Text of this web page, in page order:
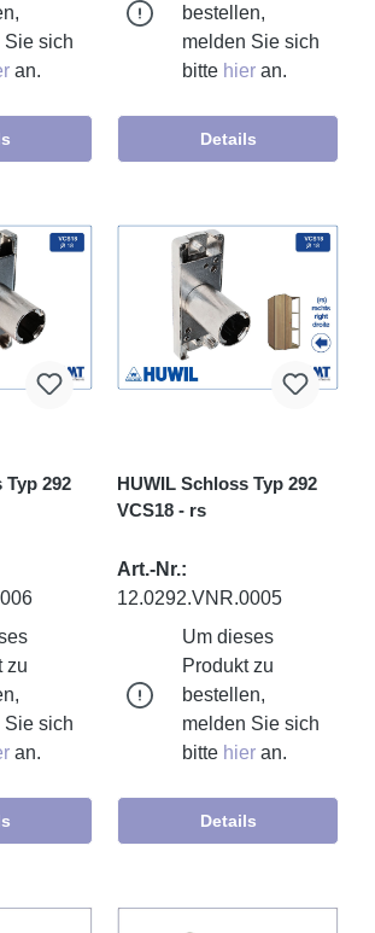
Sie sich
an.
bestellen,
melden Sie sich
bitte hier an.
Details
Typ 292
zu
Sie sich
an.
HUWIL Schloss Typ 292
VCS18 - rs
Art.-Nr.:
12.0292.VNR.0005
Um dieses
Produkt zu
bestellen,
melden Sie sich
bitte hier an.
Details